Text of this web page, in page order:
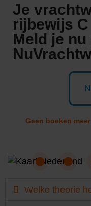
Je
rijbewijs
Meld je nu
Geen boeken
Welke theorie